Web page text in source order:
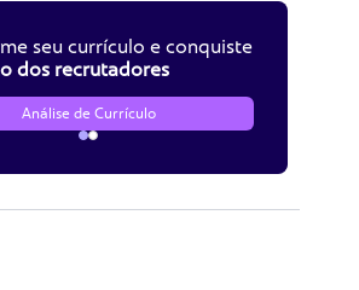
seu currículo e conquiste
dos recrutadores
Análise de Currículo